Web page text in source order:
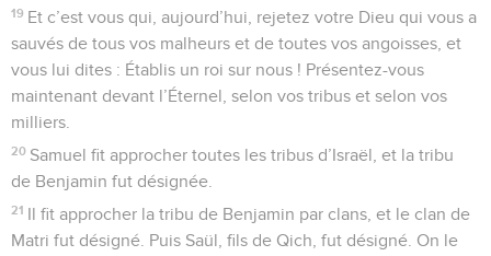
19 Et c’est vous qui, aujourd’hui, rejetez votre Dieu qui vous a
sauvés de tous vos malheurs et de toutes vos angoisses, et
vous lui dites : Établis un roi sur nous ! Présentez-vous
maintenant devant l’Éternel, selon vos tribus et selon vos
milliers.
20 Samuel fit approcher toutes les tribus d’Israël, et la tribu
de Benjamin fut désignée.
21 Il fit approcher la tribu de Benjamin par clans, et le clan de
Matri fut désigné. Puis Saül, fils de Qich, fut désigné. On le